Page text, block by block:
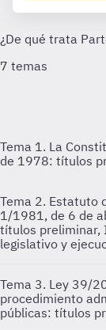
Tema 1. La
de 1978: títulos
Tema 2. Estatuto
1/1981, de 6 de
títulos preliminar,
legislativo y
Tema 3. Ley 39/
procedimiento
públicas: títulos